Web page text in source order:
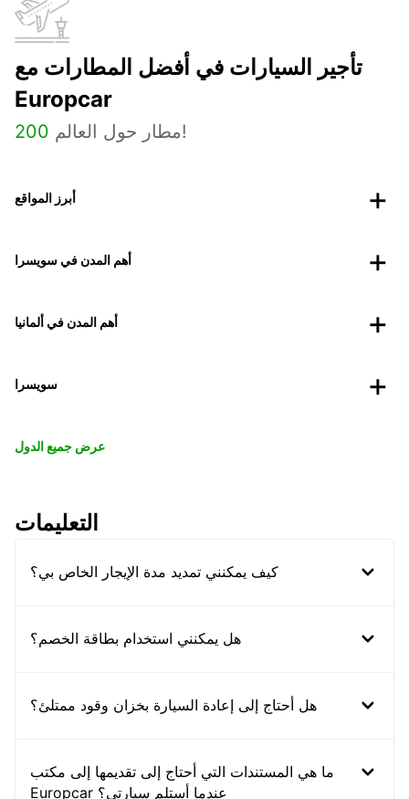
تأجير السيارات في أفضل المطارات مع
Europcar
200 مطار حول العالم!
أبرز المواقع
أهم المدن في سويسرا
أهم المدن في ألمانيا
سويسرا
عرض جميع الدول
التعليمات
كيف يمكنني تمديد مدة الإيجار الخاص بي؟
هل يمكنني استخدام بطاقة الخصم؟
هل أحتاج إلى إعادة السيارة بخزان وقود ممتلئ؟
ما هي المستندات التي أحتاج إلى تقديمها إلى مكتب
Europcar عندما أستلم سيارتي؟